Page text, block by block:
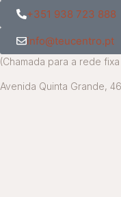
+351 938 723 888
info@teucentro.pt
(Chamada para a rede
Avenida Quinta Grande,